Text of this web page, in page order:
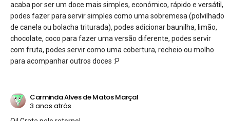
acaba por ser um doce mais simples, económico, rápido e versátil,
podes fazer para servir simples como uma sobremesa (polvilhado
de canela ou bolacha triturada), podes adicionar baunilha, limão,
chocolate, coco para fazer uma versão diferente, podes servir
com fruta, podes servir como uma cobertura, recheio ou molho
para acompanhar outros doces :P
Carminda Alves de Matos Marçal
3 anos atrás